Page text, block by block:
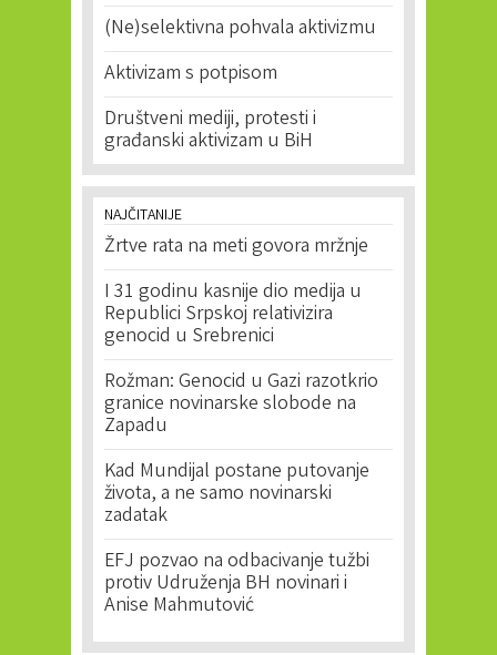
(Ne)selektivna pohvala aktivizmu
Aktivizam s potpisom
Društveni mediji, protesti i
građanski aktivizam u BiH
NAJČITANIJE
Žrtve rata na meti govora mržnje
I 31 godinu kasnije dio medija u
Republici Srpskoj relativizira
genocid u Srebrenici
Rožman: Genocid u Gazi razotkrio
granice novinarske slobode na
Zapadu
Kad Mundijal postane putovanje
života, a ne samo novinarski
zadatak
EFJ pozvao na odbacivanje tužbi
protiv Udruženja BH novinari i
Anise Mahmutović